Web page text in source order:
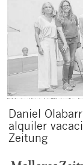
Daniel
alquiler
Zeitung